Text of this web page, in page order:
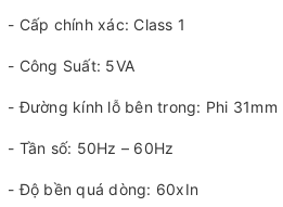
- Cấp chính xác: Class 1
- Công Suất: 5VA
- Đường kính lỗ bên trong: Phi 31mm
- Tần số: 50Hz – 60Hz
- Độ bền quá dòng: 60xIn